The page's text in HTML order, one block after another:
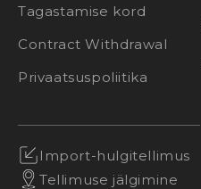
Tagastamise kord
Contract Withdrawal
Privaatsuspoliitika
Import-hulgitellimus
Tellimuse jälgimine